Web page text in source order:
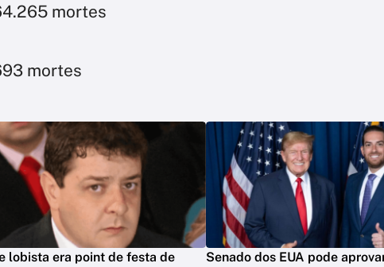
mortes
mortes
lobista era point de festa de
Senado dos EUA pode